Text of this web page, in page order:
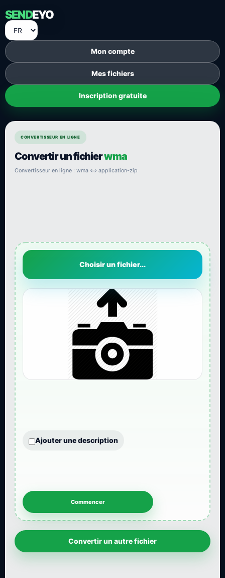
SENDEYO
Mon compte
Mes fichiers
Inscription gratuite
CONVERTISSEUR EN LIGNE
Convertir un fichierwma
Convertisseur en ligne : wma ⇔ application-zip
Choisir un fichier...
Ajouter une description
Convertir un autre fichier